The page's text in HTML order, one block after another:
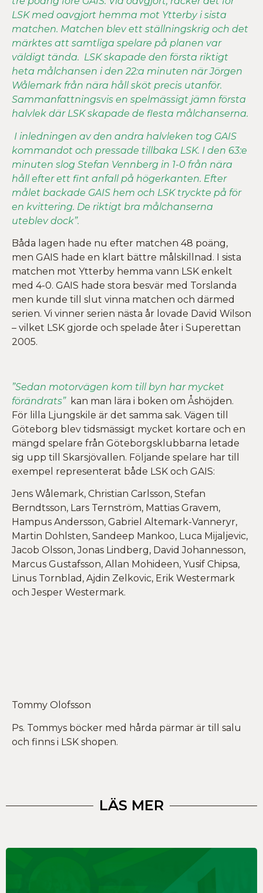
LSK med oavgjort hemma mot Ytterby i sista
matchen. Matchen blev ett ställningskrig och det
märktes att samtliga spelare på planen var
väldigt tända. LSK skapade den första riktigt
heta målchansen i den 22:a minuten när Jörgen
Wålemark från nära håll sköt precis utanför.
Sammanfattningsvis en spelmässigt jämn första
halvlek där LSK skapade de flesta målchanserna.
I inledningen av den andra halvleken tog GAIS
kommandot och pressade tillbaka LSK. I den 63:e
minuten slog Stefan Vennberg in 1-0 från nära
håll efter ett fint anfall på högerkanten. Efter
målet backade GAIS hem och LSK tryckte på för
en kvittering. De riktigt bra målchanserna
uteblev dock”.
Båda lagen hade nu efter matchen 48 poäng,
men GAIS hade en klart bättre målskillnad. I sista
matchen mot Ytterby hemma vann LSK enkelt
med 4-0. GAIS hade stora besvär med Torslanda
men kunde till slut vinna matchen och därmed
serien. Vi vinner serien nästa år lovade David Wilson
– vilket LSK gjorde och spelade åter i Superettan
2005.
”Sedan motorvägen kom till byn har mycket
förändrats” kan man lära i boken om Åshöjden.
För lilla Ljungskile är det samma sak. Vägen till
Göteborg blev tidsmässigt mycket kortare och en
mängd spelare från Göteborgsklubbarna letade
sig upp till Skarsjövallen. Följande spelare har till
exempel representerat både LSK och GAIS:
Jens Wålemark, Christian Carlsson, Stefan
Berndtsson, Lars Ternström, Mattias Gravem,
Hampus Andersson, Gabriel Altemark-Vanneryr,
Martin Dohlsten, Sandeep Mankoo, Luca Mijaljevic,
Jacob Olsson, Jonas Lindberg, David Johannesson,
Marcus Gustafsson, Allan Mohideen, Yusif Chipsa,
Linus Tornblad, Ajdin Zelkovic, Erik Westermark
och Jesper Westermark.
Tommy Olofsson
Ps. Tommys böcker med hårda pärmar är till salu
och finns i LSK shopen.
LÄS MER